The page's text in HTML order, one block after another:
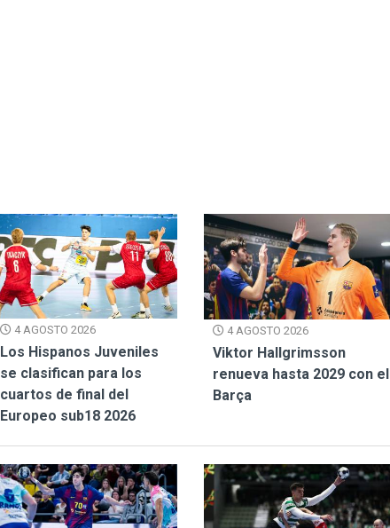
4 AGOSTO 2026
Los Hispanos Juveniles
se clasifican para los
cuartos de final del
Europeo sub18 2026
4 AGOSTO 2026
Viktor Hallgrimsson
renueva hasta 2029 con el
Barça